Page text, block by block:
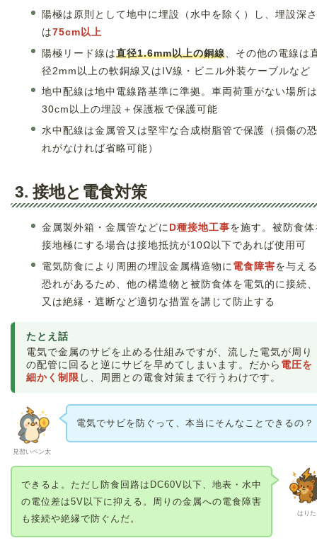
陽極は原則として地中に埋設（水中を除く）し、埋設深
は75cm以上
陽極リード線は直径1.6mm以上の銅線 、その他の電線は
径2mm以上の軟銅線又はIV線・ビニル外装ケーブルなど
地中配線は地中電線路基準に準拠。車両荷重がない場所
30cm以上の埋設＋保護板で保護可能
水中配線は金属管又は堅牢な合成樹脂管で保護（損傷の
れがなければ省略可能）
3. 接地と電食対策
金属製外箱・金属管などに D種接地工事を施す。被防食体
接地極にする場合は接地抵抗が10Ω以下であれば使用可
電気防食により周囲の埋設金属構造物に 電食障害を与え
恐れがあるため、他の構造物と被防食体を電気的に接続
又は絶縁・遮断など適切な措置を講じて防止する
たとえ話
電気で金属のサビを止める仕組みですが、流した電気が周り
の配管に回ると逆にサビを早めてしまいます。だから 電圧を
細かく制限 し、周囲との電食対策まで行うわけです。
見習いペン太
電気でサビを防ぐって、本当にそんなことできるの？
はりた
できるよ。ただし防食回路はDC60V以下、地表・水中
の電位差は5V以下に抑える。周りの金属への電食障害
も接続や絶縁で防ぐんだ。